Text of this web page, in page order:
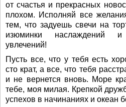
от счастья и прекрасных
плохом. Исполняй все
тем, что задуешь свечи на
изюминки наслаждений
увлечений!
Пусть все, что у тебя есть
сто крат, а все, что тебя
и не вернется вновь. Море
тебе, моя милая. Крепкой
успехов в начинаниях и океан